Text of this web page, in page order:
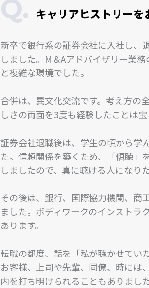
キャリアヒストリーを
新卒で銀行系の証券会社に入社し、
しました。M＆Aアドバイザリー業
と複雑な環境でした。
合併は、異文化交流です。考え方の
しさの両面を3度も経験したことは宝
証券会社退職後は、学生の頃から学
た。信頼関係を築くため、「傾聴」
しましたので、真に聴ける人になり
その後は、銀行、国際協力機関、商
ました。ボディワークのインストラ
あります。
転職の都度、話を「私が聴かせてい
お客様、上司や先輩、同僚、時に
内を打ち明けられることもありました